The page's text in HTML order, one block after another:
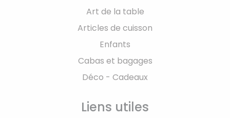
Art de la table
Articles de cuisson
Enfants
Cabas et bagages
Déco - Cadeaux
Liens utiles